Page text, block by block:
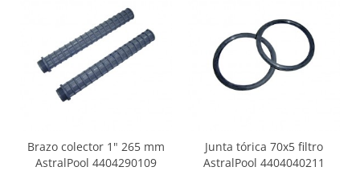
Brazo colector 1" 265 mm
AstralPool 4404290109
Junta tórica 70x5 filtro
AstralPool 4404040211